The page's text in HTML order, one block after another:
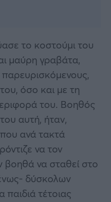
το κοστούμι του
μαύρη γραβάτα,
όσο και με τη
του. Βοηθός
αυτή, ήταν,
ανά τακτά
να τον
βοηθά να σταθεί στο
δύσκολων
παιδιά τέτοιας